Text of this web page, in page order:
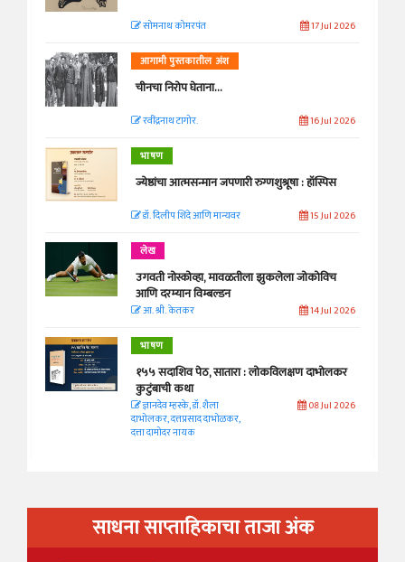
सोमनाथ कोमरपंत 17 Jul 2026
आगामी पुस्तकातील अंश
चीनचा निरोप घेताना...
रवींद्रनाथ टागोर. 16 Jul 2026
भाषण
ज्येष्ठांचा आत्मसन्मान जपणारी रुग्णशुश्रूषा : हॉस्पिस
डॉ. दिलीप शिंदे आणि मान्यवर 15 Jul 2026
लेख
उगवती नोस्कोव्हा, मावळतीला झुकलेला जोकोविच
आणि दरम्यान विम्बल्डन
आ. श्री. केतकर 14 Jul 2026
भाषण
१५५ सदाशिव पेठ, सातारा : लोकविलक्षण दाभोलकर
कुटुंबाची कथा
ज्ञानदेव म्हस्के, डॉ. शैला
दाभोलकर, दत्तप्रसाद दाभोळकर,
दत्ता दामोदर नायक
08 Jul 2026
साधना साप्ताहिकाचा ताजा अंक